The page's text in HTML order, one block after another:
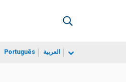
Português العربية